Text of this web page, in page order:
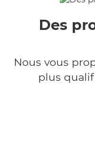
Des
Nous vous
plus